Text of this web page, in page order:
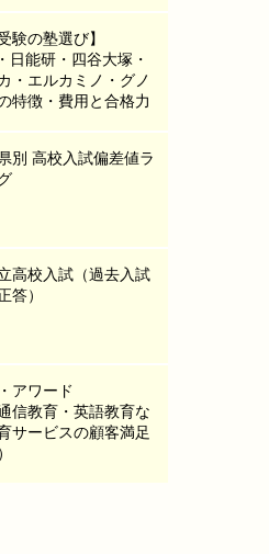
験の塾選び】
日能研・四谷大塚・
・エルカミノ・グノ
特徴・費用と合格力
別 高校入試偏差値ラ
高校入試（過去入試
答）
アワード
信教育・英語教育な
サービスの顧客満足